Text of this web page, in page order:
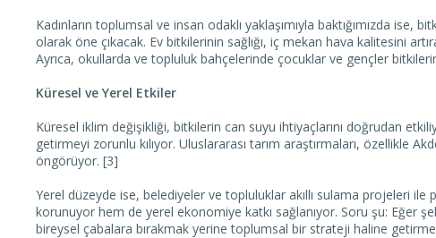
Kadınların toplumsal ve insan odaklı yaklaşımıyla baktığımızda
olarak öne çıkacak. Ev bitkilerinin sağlığı, iç mekan hava kalitesini
Ayrıca, okullarda ve topluluk bahçelerinde çocuklar ve gençler
Küresel ve Yerel Etkiler
Küresel iklim değişikliği, bitkilerin can suyu ihtiyaçlarını doğrudan
getirmeyi zorunlu kılıyor. Uluslararası tarım araştırmaları, özellikle
öngörüyor. [3]
Yerel düzeyde ise, belediyeler ve topluluklar akıllı sulama projeleri
korunuyor hem de yerel ekonomiye katkı sağlanıyor. Soru şu: Eğer
bireysel çabalara bırakmak yerine toplumsal bir strateji haline